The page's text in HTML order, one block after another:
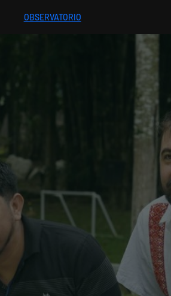
OBSERVATORIO